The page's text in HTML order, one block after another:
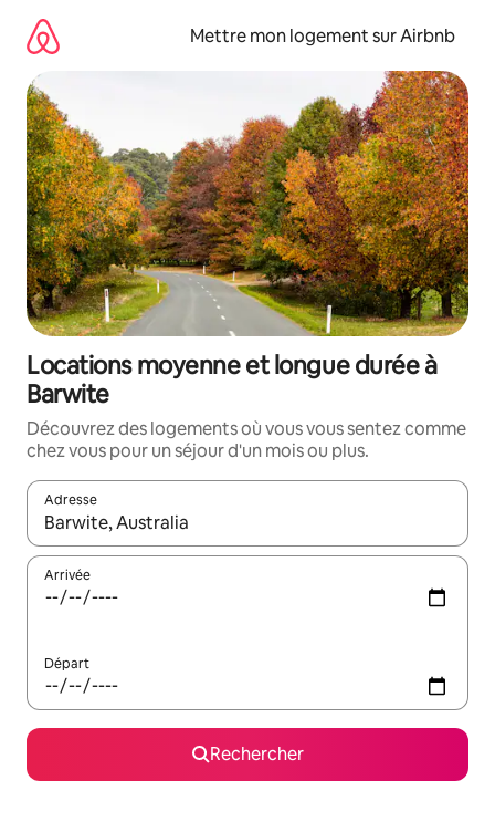
directement
contenu
Mettre mon logement sur Airbnb
Locations moyenne et longue durée à
Barwite
Découvrez des logements où vous vous sentez comme
chez vous pour un séjour d'un mois ou plus.
Adresse
Lorsque les résultats s'affichent, utilisez les flèches vers le
Arrivée
Départ
Rechercher